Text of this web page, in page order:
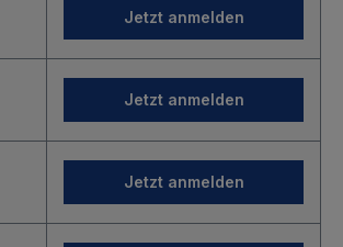
Jetzt anmelden
Jetzt anmelden
Jetzt anmelden